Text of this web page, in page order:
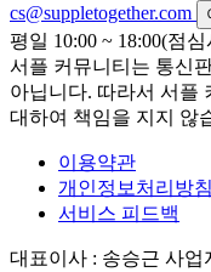
cs@suppletogether.com
평일 10:00 ~ 18:00(점
서플 커뮤니티는 통신
아닙니다. 따라서 서플
대하여 책임을 지지 않
이용약관
개인정보처리방침
서비스 피드백
대표이사 : 송승근 사업